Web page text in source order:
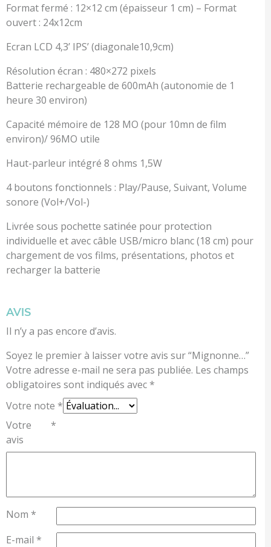
Format fermé : 12×12 cm (épaisseur 1 cm) – Format
ouvert : 24x12cm
Ecran LCD 4,3’ IPS’ (diagonale10,9cm)
Résolution écran : 480×272 pixels
Batterie rechargeable de 600mAh (autonomie de 1
heure 30 environ)
Capacité mémoire de 128 MO (pour 10mn de film
environ)/ 96MO utile
Haut-parleur intégré 8 ohms 1,5W
4 boutons fonctionnels : Play/Pause, Suivant, Volume
sonore (Vol+/Vol-)
Livrée sous pochette satinée pour protection
individuelle et avec câble USB/micro blanc (18 cm) pour
chargement de vos films, présentations, photos et
recharger la batterie
AVIS
Il n’y a pas encore d’avis.
Soyez le premier à laisser votre avis sur “Mignonne…”
Votre adresse e-mail ne sera pas publiée. Les champs
obligatoires sont indiqués avec *
Votre note *
Votre
avis
*
Nom *
E-mail *